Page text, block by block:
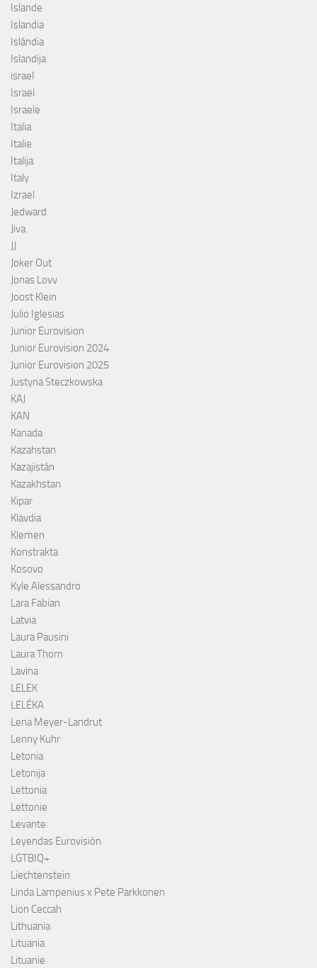
Islande
Islandia
Islândia
Islandija
israel
Israël
Israele
Italia
Italie
Italija
Italy
Izrael
Jedward
Jiva
JJ
Joker Out
Jonas Lovv
Joost Klein
Julio Iglesias
Junior Eurovision
Junior Eurovision 2024
Junior Eurovision 2025
Justyna Steczkowska
KAJ
KAN
Kanada
Kazahstan
Kazajistán
Kazakhstan
Kipar
Klavdia
Klemen
Konstrakta
Kosovo
Kyle Alessandro
Lara Fabian
Latvia
Laura Pausini
Laura Thorn
Lavina
LELEK
LELÉKA
Lena Meyer-Landrut
Lenny Kuhr
Letonia
Letonija
Lettonia
Lettonie
Levante
Leyendas Eurovisión
LGTBIQ+
Liechtenstein
Linda Lampenius x Pete Parkkonen
Lion Ceccah
Lithuania
Lituania
Lituanie